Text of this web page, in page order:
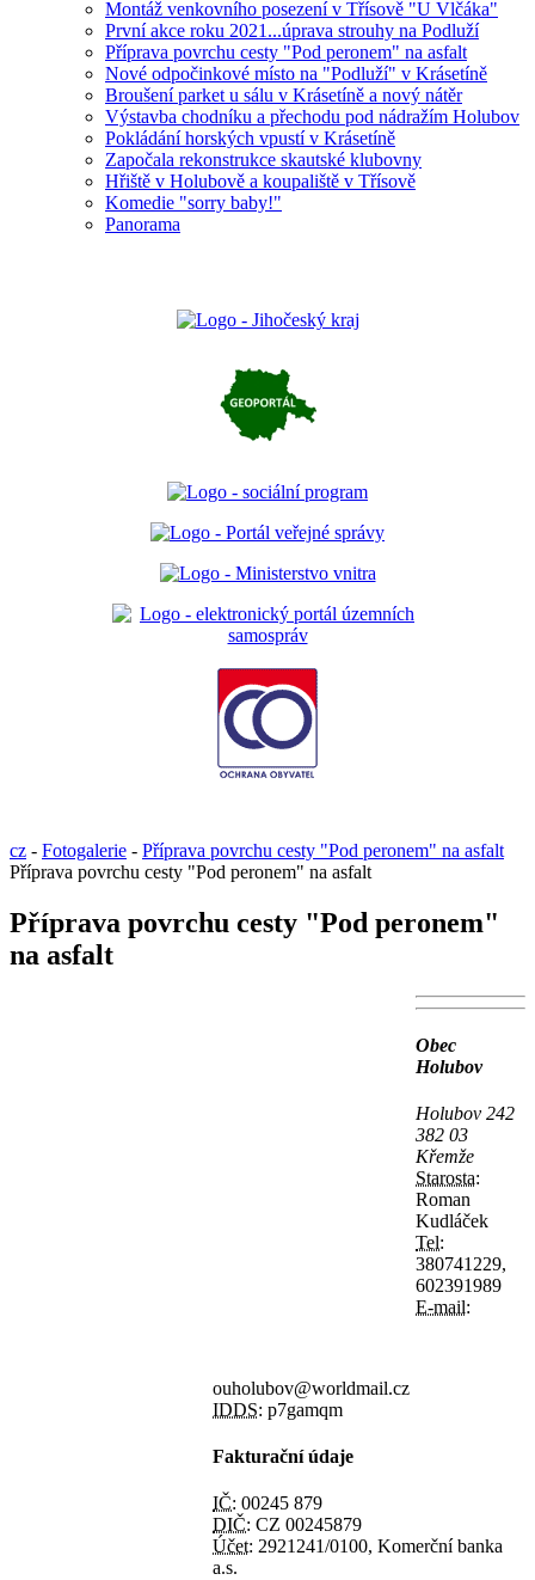
Montáž venkovního posezení v Třísově "U Vlčáka"
První akce roku 2021...úprava strouhy na Podluží
Příprava povrchu cesty "Pod peronem" na asfalt
Nové odpočinkové místo na "Podluží" v Krásetíně
Broušení parket u sálu v Krásetíně a nový nátěr
Výstavba chodníku a přechodu pod nádražím Holubov
Pokládání horských vpustí v Krásetíně
Započala rekonstrukce skautské klubovny
Hřiště v Holubově a koupaliště v Třísově
Komedie "sorry baby!"
Panorama
cz - Fotogalerie - Příprava povrchu cesty "Pod peronem" na asfalt
Příprava povrchu cesty "Pod peronem" na asfalt
Příprava povrchu cesty "Pod peronem"
na asfalt
Obec
Holubov
Holubov 242
382 03
Křemže
Starosta:
Roman
Kudláček
Tel:
380741229,
602391989
E-mail:
ouholubov@worldmail.cz
IDDS: p7gamqm
Fakturační údaje
IČ: 00245 879
DIČ: CZ 00245879
Účet: 2921241/0100, Komerční banka
a.s.